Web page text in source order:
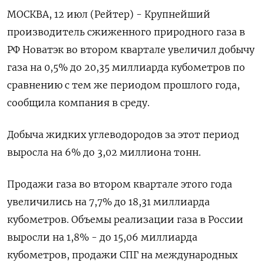
МОСКВА, 12 июл (Рейтер) - Крупнейший
производитель сжиженного природного газа в
РФ Новатэк во втором квартале увеличил добычу
газа на 0,5% до 20,35 миллиарда кубометров по
сравнению с тем же периодом прошлого года,
сообщила компания в среду.
Добыча жидких углеводородов за этот период
выросла на 6% до 3,02 миллиона тонн.
Продажи газа во втором квартале этого года
увеличились на 7,7% до 18,31 миллиарда
кубометров. Объемы реализации газа в России
выросли на 1,8% - до 15,06 миллиарда
кубометров, продажи СПГ на международных